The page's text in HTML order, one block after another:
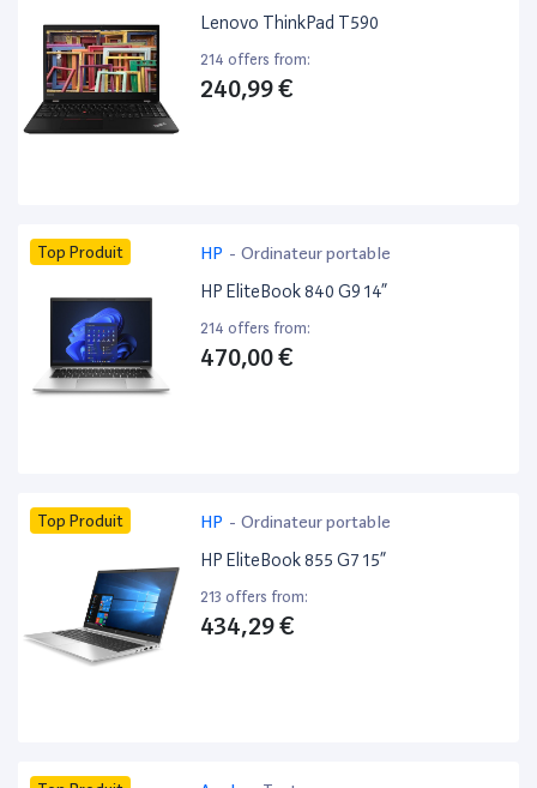
bureautique
Lenovo ThinkPad T590
214 offers from:
240,99 €
Top Produit HP - Ordinateur portable
HP EliteBook 840 G9 14”
214 offers from:
470,00 €
Top Produit HP - Ordinateur portable
HP EliteBook 855 G7 15”
213 offers from:
434,29 €